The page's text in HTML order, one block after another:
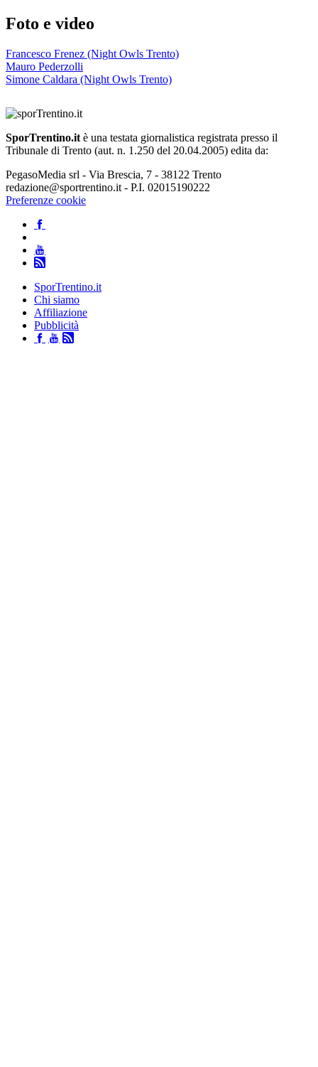
Foto e video
Francesco Frenez (Night Owls Trento)
Mauro Pederzolli
Simone Caldara (Night Owls Trento)
SporTrentino.it è una testata giornalistica registrata presso il
Tribunale di Trento (aut. n. 1.250 del 20.04.2005) edita da:
PegasoMedia srl - Via Brescia, 7 - 38122 Trento
redazione@sportrentino.it - P.I. 02015190222
Preferenze cookie
SporTrentino.it
Chi siamo
Affiliazione
Pubblicità